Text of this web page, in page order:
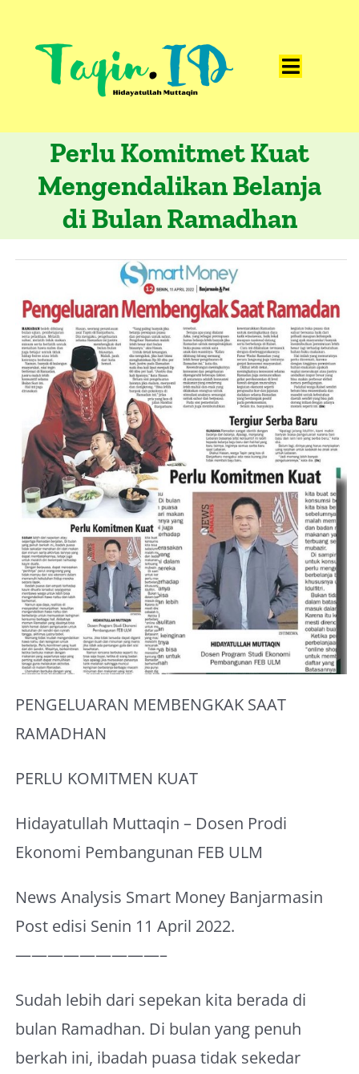
content
Toggle
Catatan
Artikel
Visualisasi
Media
About Me
Perlu Komitmet Kuat
Mengendalikan Belanja
di Bulan Ramadhan
PENGELUARAN MEMBENGKAK SAAT
RAMADHAN
PERLU KOMITMEN KUAT
Hidayatullah Muttaqin – Dosen Prodi
Ekonomi Pembangunan FEB ULM
News Analysis Smart Money Banjarmasin
Post edisi Senin 11 April 2022.
—————————–
Sudah lebih dari sepekan kita berada di
bulan Ramadhan. Di bulan yang penuh
berkah ini, ibadah puasa tidak sekedar